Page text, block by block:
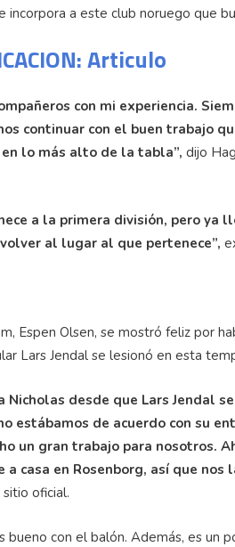
incorpora a este club noruego que
Articulo
con mi experiencia.
continuar con el buen trabajo
lo más alto de la tabla”, dijo
a la primera división, pero ya
al lugar al que pertenece”,
Espen Olsen, se mostró feliz por
Lars Jendal se lesionó en esta
Nicholas desde que Lars Jendal
estábamos de acuerdo con su
un gran trabajo para nosotros.
a casa en Rosenborg, así que
oficial.
bueno con el balón. Además, es un